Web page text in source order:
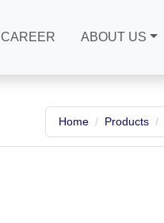
CAREER ABOUT US
Home Products